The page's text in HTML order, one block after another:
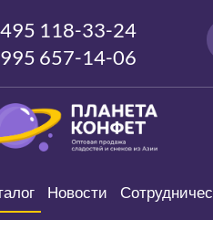
118-33-24
657-14-06
Новости